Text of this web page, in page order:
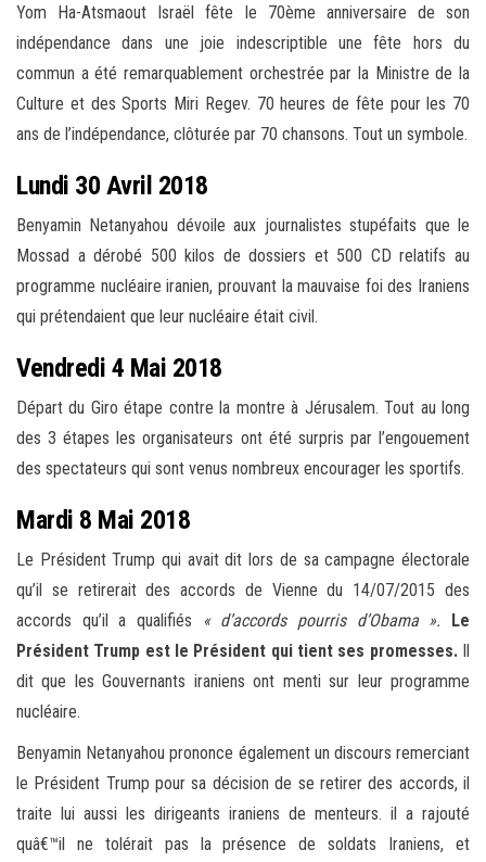
Yom Ha-Atsmaout Israël fête le 70ème anniversaire de son
indépendance dans une joie indescriptible une fête hors du
commun a été remarquablement orchestrée par la Ministre de la
Culture et des Sports Miri Regev. 70 heures de fête pour les 70
ans de l’indépendance, clôturée par 70 chansons. Tout un symbole.
Lundi 30 Avril 2018
Benyamin Netanyahou dévoile aux journalistes stupéfaits que le
Mossad a dérobé 500 kilos de dossiers et 500 CD relatifs au
programme nucléaire iranien, prouvant la mauvaise foi des Iraniens
qui prétendaient que leur nucléaire était civil.
Vendredi 4 Mai 2018
Départ du Giro étape contre la montre à Jérusalem. Tout au long
des 3 étapes les organisateurs ont été surpris par l’engouement
des spectateurs qui sont venus nombreux encourager les sportifs.
Mardi 8 Mai 2018
Le Président Trump qui avait dit lors de sa campagne électorale
qu’il se retirerait des accords de Vienne du 14/07/2015 des
accords qu’il a qualifiés
« d’accords pourris d’Obama ».
Le
Président Trump est le Président qui tient ses promesses. Il
dit que les Gouvernants iraniens ont menti sur leur programme
nucléaire.
Benyamin Netanyahou prononce également un discours remerciant
le Président Trump pour sa décision de se retirer des accords, il
traite lui aussi les dirigeants iraniens de menteurs. il a rajouté
quâ€™il ne tolérait pas la présence de soldats Iraniens, et